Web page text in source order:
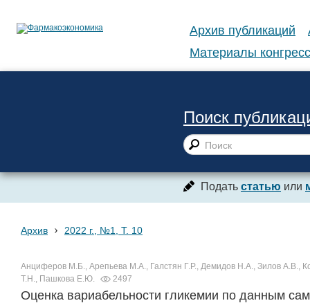
Архив публикаций
Материалы
Поиск
Подать статью или
Архив › 2022 г., №1, Т. 10
Анциферов М.Б., Арепьева М.А., Галстян Г.Р., Демидов Н.А., Зилов А.В.,
Т.Н., Пашкова Е.Ю.
2497
Оценка вариабельности гликемии по данным